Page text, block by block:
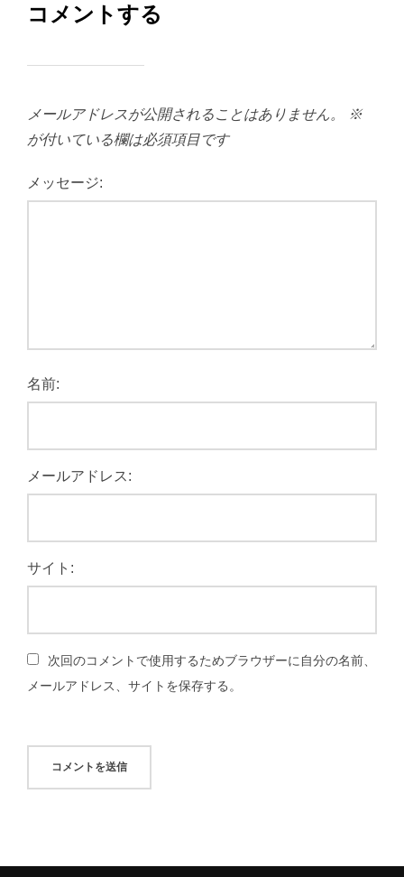
コメントする
メールアドレスが公開されることはありません。
※
が付いている欄は必須項目です
メッセージ:
名前:
メールアドレス:
サイト:
次回のコメントで使用するためブラウザーに自分の名前、
メールアドレス、サイトを保存する。